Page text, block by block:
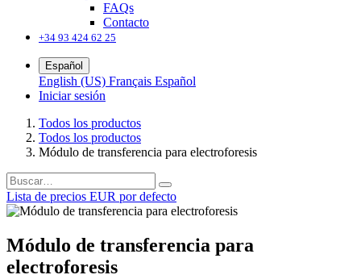
FAQs
Contacto
+34 93 424 62 25
Español
English (US) Français Español
Iniciar sesión
Todos los productos
Todos los productos
Módulo de transferencia para electroforesis
Lista de precios EUR por defecto
Módulo de transferencia para
electroforesis